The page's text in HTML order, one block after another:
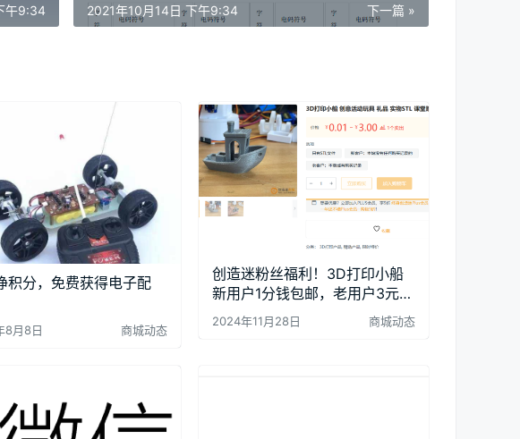
午9:34 下一篇 »
2021年10月14日 下午9:34
积分，免费获得电子配
8月8日 商城动态
创造迷粉丝福利！3D打印小船
新用户1分钱包邮，老用户3元包
邮
2024年11月28日 商城动态